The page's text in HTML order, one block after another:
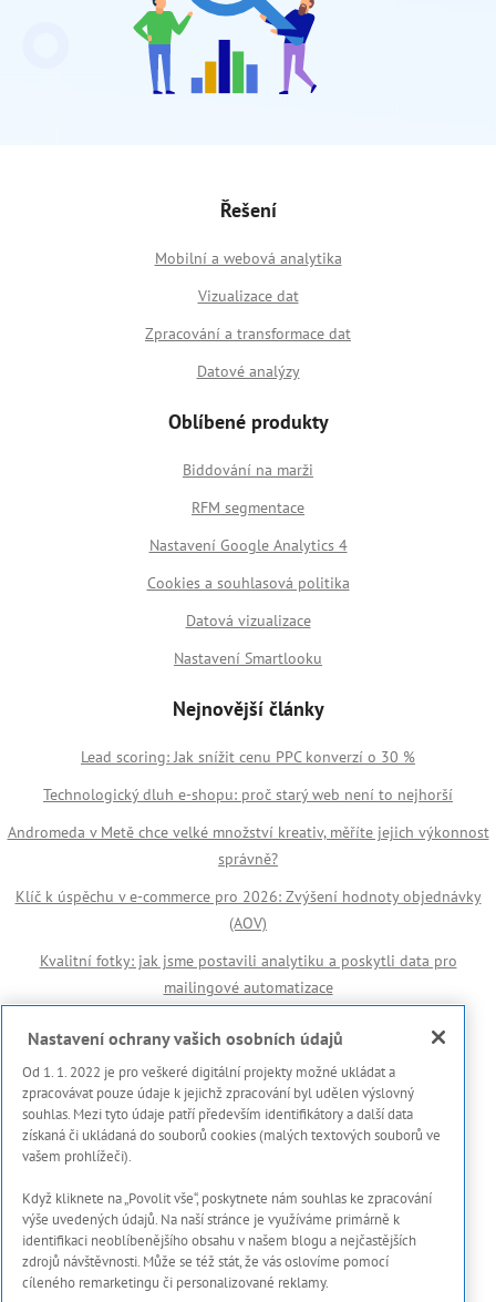
Řešení
Mobilní a webová analytika
Vizualizace dat
Zpracování a transformace dat
Datové analýzy
Oblíbené produkty
Biddování na marži
RFM segmentace
Nastavení Google Analytics 4
Cookies a souhlasová politika
Datová vizualizace
Nastavení Smartlooku
Nejnovější články
Lead scoring: Jak snížit cenu PPC konverzí o 30 %
Technologický dluh e-shopu: proč starý web není to nejhorší
Andromeda v Metě chce velké množství kreativ, měříte jejich výkonnost
správně?
Klíč k úspěchu v e-commerce pro 2026: Zvýšení hodnoty objednávky
(AOV)
Kvalitní fotky: jak jsme postavili analytiku a poskytli data pro
mailingové automatizace
Důležité odkazy
🏆 Reference
Prohlášení s použití cookies
Zásady ochrany osobních dat a dalších zpracovávaných údajů
Marketing Meter
Onboarding proces
Kontakty
Nastavení ochrany vašich osobních údajů
Od 1. 1. 2022 je pro veškeré digitální projekty možné ukládat a
zpracovávat pouze údaje k jejichž zpracování byl udělen výslovný
souhlas. Mezi tyto údaje patří především identifikátory a další data
získaná či ukládaná do souborů cookies (malých textových souborů ve
vašem prohlížeči).
Když kliknete na „Povolit vše“, poskytnete nám souhlas ke zpracování
výše uvedených údajů. Na naší stránce je využíváme primárně k
identifikaci neoblíbenějšího obsahu v našem blogu a nejčastějších
zdrojů návštěvnosti. Může se též stát, že vás oslovíme pomocí
cíleného remarketingu či personalizované reklamy.